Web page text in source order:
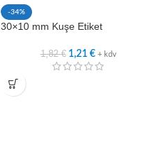
-34%
30×10 mm Kuşe Etiket
1,82€ 1,21 € + kdv